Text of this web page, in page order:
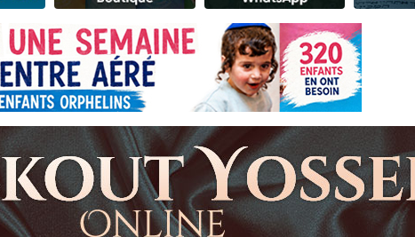
de nous rejoindre sur WhatsApp
de nous rejoindre sur WhatsApp
viennent de faire un don pour 5 jours de vacances aux Orphelins
donner son Maasser
viennent de demander une bénédiction
de nous rejoindre sur WhatsApp
viennent de faire un don pour Sauvez la jambe de Yohan
places pour étudier en groupe sur Zoom
musiques dans Torah-Box Music